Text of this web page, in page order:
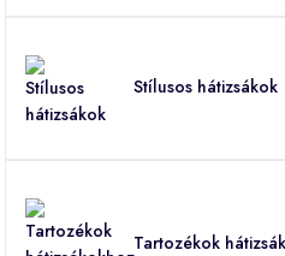
Stílusos hátizsákok
Tartozékok